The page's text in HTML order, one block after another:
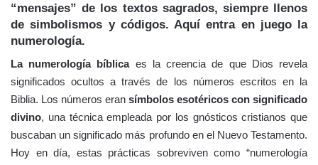
“mensajes” de los textos sagrados, siempre llenos
de simbolismos y códigos. Aquí entra en juego la
numerología.
La numerología bíblicaes la creencia de que Dios revela
significados ocultos a través de los números escritos en la
Biblia. Los números eran símbolos esotéricos con significado
divino, una técnica empleada por los gnósticos cristianos que
buscaban un significado más profundo en el Nuevo Testamento.
Hoy en día, estas prácticas sobreviven como “numerología